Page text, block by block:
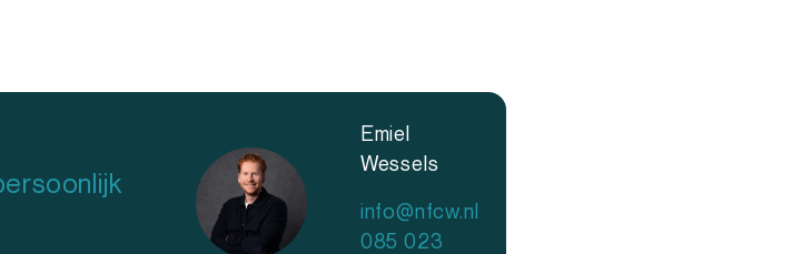
Emiel
Wessels
info@nfcw.nl
085 023